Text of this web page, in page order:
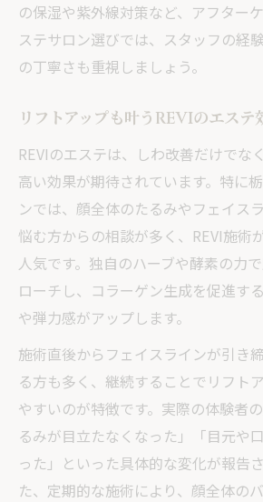
の保湿や紫外線対策など、アフター
ステサロン選びでは、スタッフの経
の丁寧さも重視しましょう。
リフトアップも叶うREVIのエステ
REVIのエステは、しわ改善だけでな
高い効果が期待されています。特に
ンでは、顔全体のたるみやフェイス
悩む方からの相談が多く、REVI施術
人気です。独自のハーブや酵素の力
ローチし、コラーゲン生成を促進す
や弾力感がアップします。
施術直後からフェイスラインが引き
る方も多く、継続することでリフト
やすいのが特徴です。実際の体験者
るみが目立たなくなった」「目元や
った」といった具体的な変化が報告
た、定期的な施術により、顔全体の